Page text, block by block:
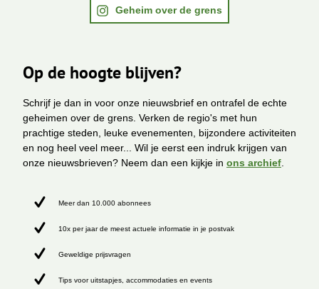
Geheim over de grens
Op de hoogte blijven?
Schrijf je dan in voor onze nieuwsbrief en ontrafel de echte
geheimen over de grens. Verken de regio's met hun
prachtige steden, leuke evenementen, bijzondere activiteiten
en nog heel veel meer... Wil je eerst een indruk krijgen van
onze nieuwsbrieven? Neem dan een kijkje in ons archief
Meer dan 10.000 abonnees
10x per jaar de meest actuele informatie in je postvak
Geweldige prijsvragen
Tips voor uitstapjes, accommodaties en events